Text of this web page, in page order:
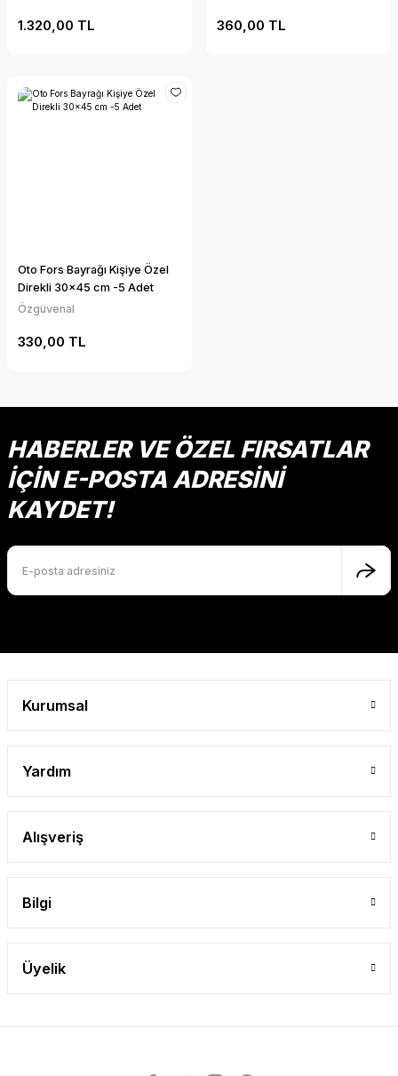
1.320,00 TL 360,00 TL
Oto Fors Bayrağı Kişiye Özel
Direkli 30x45 cm -5 Adet
Özgüvenal
330,00 TL
HABERLER VE ÖZEL FIRSATLAR
İÇİN E-POSTA ADRESİNİ
KAYDET!
Kurumsal
Yardım
Alışveriş
Bilgi
Üyelik